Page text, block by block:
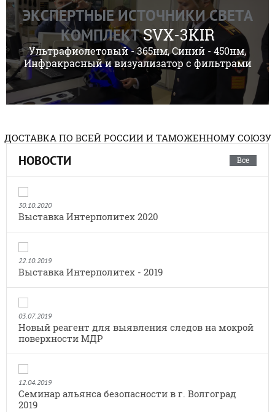
ЭКСПЕРТНЫЕ ИСТОЧНИКИ СВЕТА
КОМПЛЕКТSVX-3KIR
Ультрафиолетовый - 365нм, Синий - 450нм,
Инфракрасный и визуализатор с фильтрами
ДОСТАВКА ПО ВСЕЙ РОССИИ И ТАМОЖЕННОМУ СОЮЗУ
НОВОСТИ Все
30.10.2020
Выставка Интерполитех 2020
22.10.2019
Выставка Интерполитех - 2019
03.07.2019
Новый реагент для выявления следов на мокрой
поверхности МДР
12.04.2019
Семинар альянса безопасности в г. Волгоград
2019